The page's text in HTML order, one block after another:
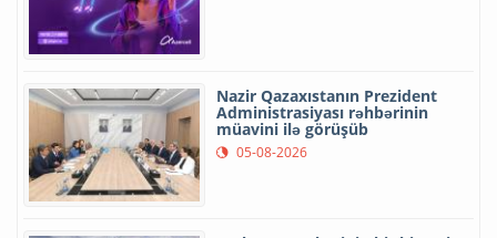
Nazir Qazaxıstanın Prezident
Administrasiyası rəhbərinin
müavini ilə görüşüb
05-08-2026